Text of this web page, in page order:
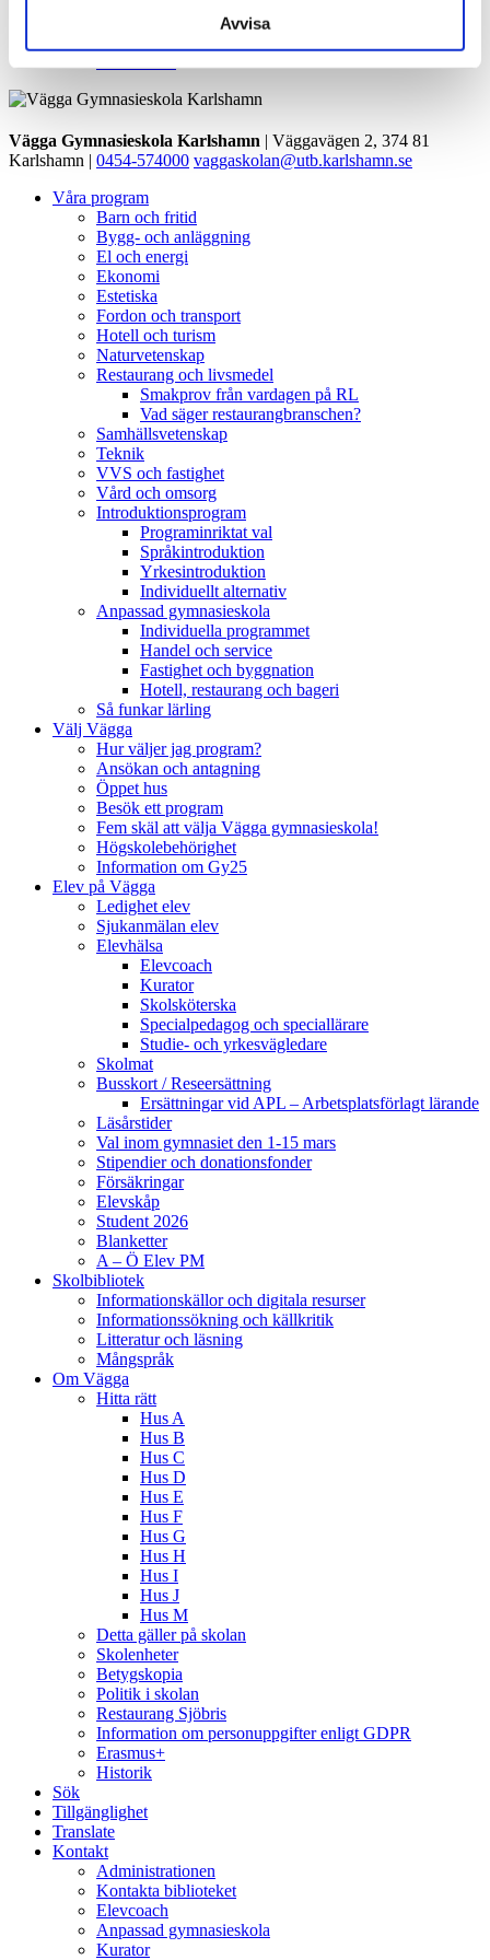
Avvisa
Vägga Gymnasieskola Karlshamn | Väggavägen 2, 374 81
Karlshamn | 0454-574000 vaggaskolan@utb.karlshamn.se
Våra program
Barn och fritid
Bygg- och anläggning
El och energi
Ekonomi
Estetiska
Fordon och transport
Hotell och turism
Naturvetenskap
Restaurang och livsmedel
Smakprov från vardagen på RL
Vad säger restaurangbranschen?
Samhällsvetenskap
Teknik
VVS och fastighet
Vård och omsorg
Introduktionsprogram
Programinriktat val
Språkintroduktion
Yrkesintroduktion
Individuellt alternativ
Anpassad gymnasieskola
Individuella programmet
Handel och service
Fastighet och byggnation
Hotell, restaurang och bageri
Så funkar lärling
Välj Vägga
Hur väljer jag program?
Ansökan och antagning
Öppet hus
Besök ett program
Fem skäl att välja Vägga gymnasieskola!
Högskolebehörighet
Information om Gy25
Elev på Vägga
Ledighet elev
Sjukanmälan elev
Elevhälsa
Elevcoach
Kurator
Skolsköterska
Specialpedagog och speciallärare
Studie- och yrkesvägledare
Skolmat
Busskort / Reseersättning
Ersättningar vid APL – Arbetsplatsförlagt lärande
Läsårstider
Val inom gymnasiet den 1-15 mars
Stipendier och donationsfonder
Försäkringar
Elevskåp
Student 2026
Blanketter
A – Ö Elev PM
Skolbibliotek
Informationskällor och digitala resurser
Informationssökning och källkritik
Litteratur och läsning
Mångspråk
Om Vägga
Hitta rätt
Hus A
Hus B
Hus C
Hus D
Hus E
Hus F
Hus G
Hus H
Hus I
Hus J
Hus M
Detta gäller på skolan
Skolenheter
Betygskopia
Politik i skolan
Restaurang Sjöbris
Information om personuppgifter enligt GDPR
Erasmus+
Historik
Sök
Tillgänglighet
Translate
Kontakt
Administrationen
Kontakta biblioteket
Elevcoach
Anpassad gymnasieskola
Kurator